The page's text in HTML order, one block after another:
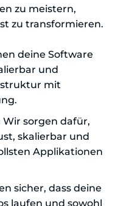
zu meistern,
zu transformieren.
deine Software
und
mit
Wir sorgen dafür,
skalierbar und
Applikationen
sicher, dass deine
laufen und sowohl